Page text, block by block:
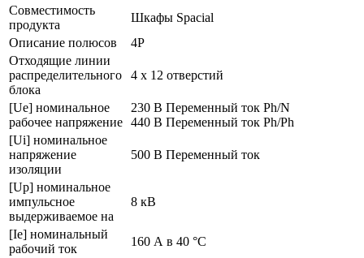
Совместимость
продукта
Шкафы Spacial
Описание полюсов
4P
Отходящие линии
распределительного
блока
4 x 12 отверстий
[Ue] номинальное
рабочее напряжение
230 В Переменный ток Ph/N
440 В Переменный ток Ph/Ph
[Ui] номинальное
напряжение
изоляции
500 В Переменный ток
[Up] номинальное
импульсное
выдерживаемое на
8 кВ
[Ie] номинальный
рабочий ток
160 А в 40 °C